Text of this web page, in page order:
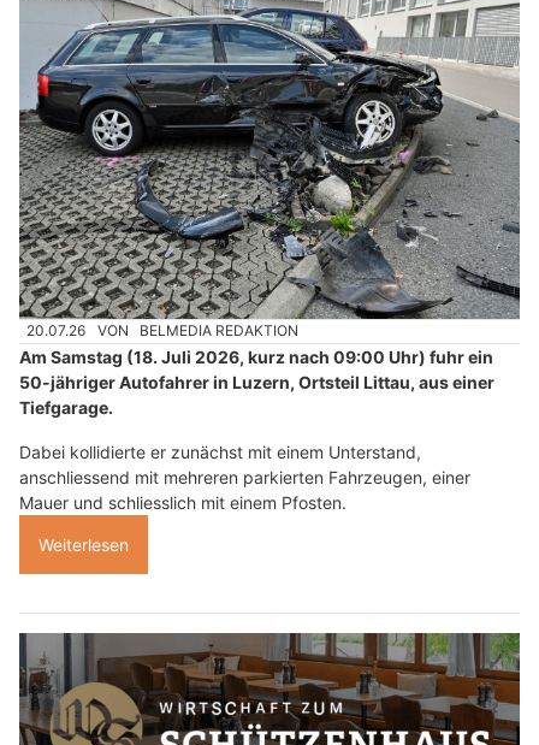
20.07.26 VON BELMEDIA REDAKTION
Am Samstag (18. Juli 2026, kurz nach 09:00 Uhr) fuhr ein
50-jähriger Autofahrer in Luzern, Ortsteil Littau, aus einer
Tiefgarage.
Dabei kollidierte er zunächst mit einem Unterstand,
anschliessend mit mehreren parkierten Fahrzeugen, einer
Mauer und schliesslich mit einem Pfosten.
Weiterlesen